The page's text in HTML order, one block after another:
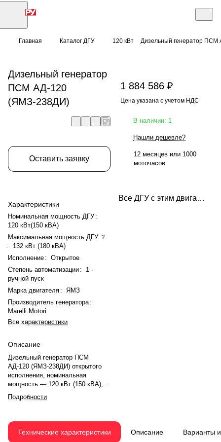
Главная Каталог ДГУ 120 кВт Дизельный генератор
Дизельный генератор
ПСМ АД-120
(ЯМЗ-238ДИ)
Оставить заявку
Характеристики
Номинальная мощность ДГУ :
120 кВт(150 кВА)
Максимальная мощность ДГУ ?
:
132 кВт (180 кВА)
Исполнение : Открытое
Степень автоматизации :
1 -
ручной пуск
Марка двигателя :
ЯМЗ
Производитель генератора :
Marelli Motori
Все характеристики
Описание
Дизельный генератор ПСМ
АД-120 (ЯМЗ-238ДИ) открытого
исполнения, номинальная
мощность — 120 кВт (150 кВА),
максимальная — 132 кВт (180
кВА). Коэффициент мощности —
V-образный, 8-цилиндровый, с
турбонаддувом и механическим
Подробности
1 884 586 ₽
Цена указана с учетом НДС
В наличии: 1
Нашли дешевле?
12 месяцев или 1000
моточасов
Все ДГУ с этим двигателем
Технические характеристики Описание Варианты